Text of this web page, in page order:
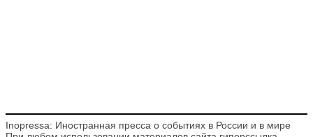
Inopressa: Иностранная пресса о событиях в России и в мире